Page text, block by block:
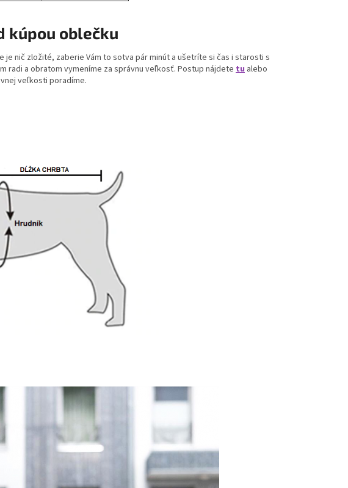
kúpou oblečku
je nič zložité, zaberie Vám to sotva pár minút a ušetríte si čas i starosti s
radi a obratom vymeníme za správnu veľkosť. Postup nájdete tu alebo
veľkosti poradíme.